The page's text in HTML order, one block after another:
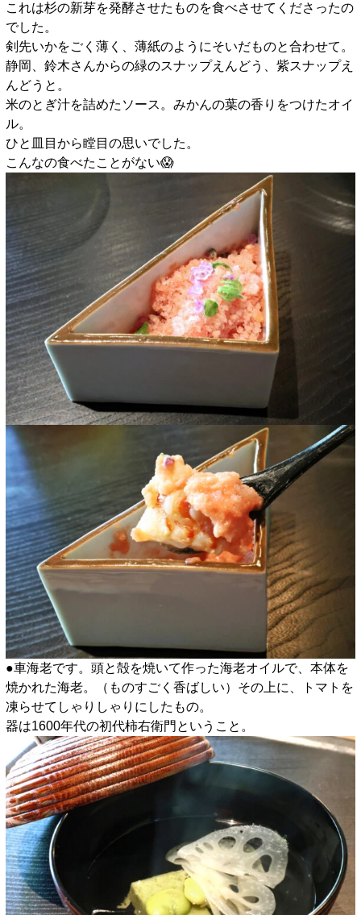
これは杉の新芽を発酵させたものを食べさせてくださったの
でした。
剣先いかをごく薄く、薄紙のようにそいだものと合わせて。
静岡、鈴木さんからの緑のスナップえんどう、紫スナップえ
んどうと。
米のとぎ汁を詰めたソース。みかんの葉の香りをつけたオイ
ル。
ひと皿目から瞠目の思いでした。
こんなの食べたことがない😱
●車海老です。頭と殻を焼いて作った海老オイルで、本体を
焼かれた海老。（ものすごく香ばしい）その上に、トマトを
凍らせてしゃりしゃりにしたもの。
器は1600年代の初代柿右衛門ということ。